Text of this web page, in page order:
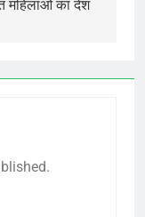
महिलाओ का देश